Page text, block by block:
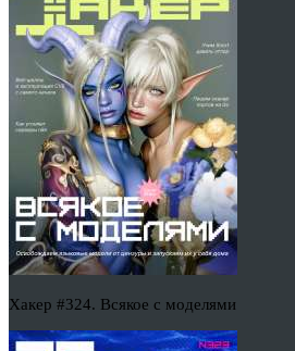
Хакер #324. Всякое с моделями